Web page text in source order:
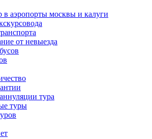
в аэропорты москвы и калуги
от невыезда
тура
туры